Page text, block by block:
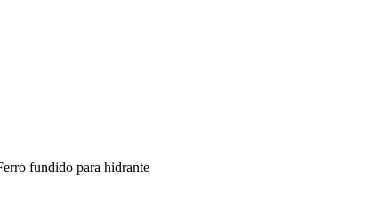
fundido para hidrante